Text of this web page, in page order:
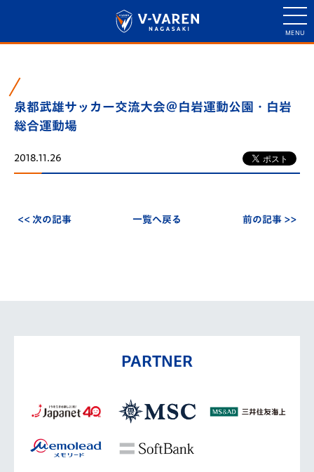
泉都武雄サッカー交流大会＠白岩運動公園・白岩
総合運動場
2018.11.26
<< 次の記事 一覧へ戻る 前の記事 >>
PARTNER